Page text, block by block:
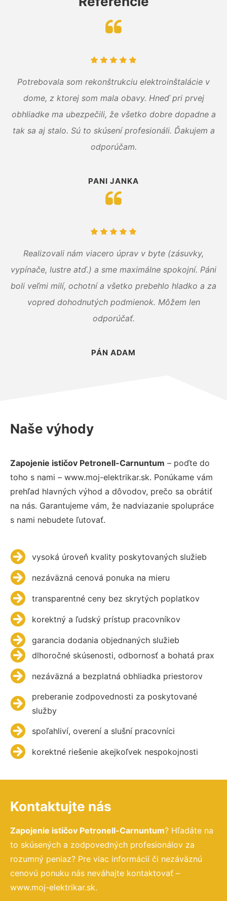
Potrebovala som rekonštrukciu elektroinštalácie v
dome, z ktorej som mala obavy. Hneď pri prvej
obhliadke ma ubezpečili, že všetko dobre dopadne a
tak sa aj stalo. Sú to skúsení profesionáli. Ďakujem a
odporúčam.
PANI JANKA
Realizovali nám viacero úprav v byte (zásuvky,
vypínače, lustre atď.) a sme maximálne spokojní. Páni
boli veľmi milí, ochotní a všetko prebehlo hladko a za
vopred dohodnutých podmienok. Môžem len
odporúčať.
PÁN ADAM
Naše výhody
Zapojenie ističov Petronell-Carnuntum – poďte do
toho s nami – www.moj-elektrikar.sk. Ponúkame vám
prehľad hlavných výhod a dôvodov, prečo sa obrátiť
na nás. Garantujeme vám, že nadviazanie spolupráce
s nami nebudete ľutovať.
vysoká úroveň kvality poskytovaných služieb
nezáväzná cenová ponuka na mieru
transparentné ceny bez skrytých poplatkov
korektný a ľudský prístup pracovníkov
garancia dodania objednaných služieb
dlhoročné skúsenosti, odbornosť a bohatá prax
nezáväzná a bezplatná obhliadka priestorov
preberanie zodpovednosti za poskytované
služby
spoľahliví, overení a slušní pracovníci
korektné riešenie akejkoľvek nespokojnosti
Kontaktujte nás
Zapojenie ističov Petronell-Carnuntum? Hľadáte na
to skúsených a zodpovedných profesionálov za
rozumný peniaz? Pre viac informácií či nezáväznú
cenovú ponuku nás neváhajte kontaktovať –
www.moj-elektrikar.sk.